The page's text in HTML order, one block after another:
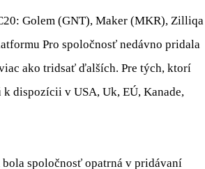
Golem (GNT), Maker (MKR), Zilliqa
Pro spoločnosť nedávno pridala
ako tridsať ďalších. Pre tých, ktorí
dispozícii v USA, Uk, EÚ, Kanade,
spoločnosť opatrná v pridávaní